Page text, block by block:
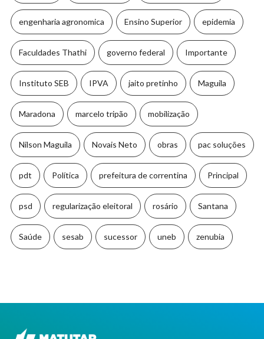
engenharia agronomica Ensino Superior epidemia
Faculdades Thathi governo federal Importante
Instituto SEB IPVA jaito pretinho Maguila
Maradona marcelo tripão mobilização
Nilson Maguila Novais Neto obras pac soluções
pdt Política prefeitura de correntina Principal
psd regularização eleitoral rosário Santana
Saúde sesab sucessor uneb zenubia